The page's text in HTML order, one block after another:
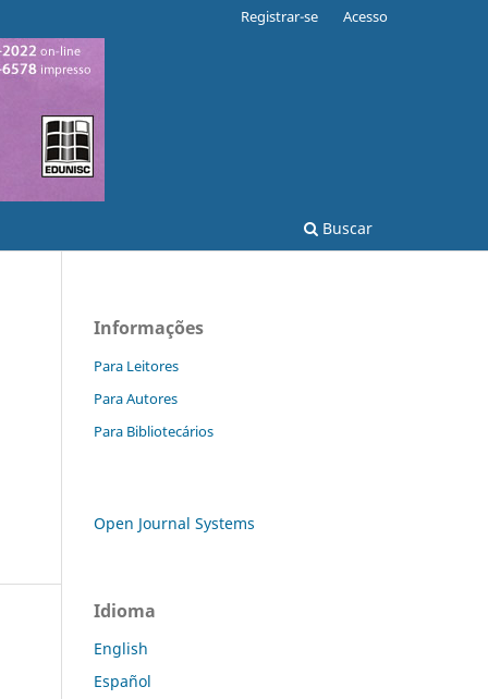
Buscar
Registrar-se Acesso
Informações
Para Leitores
Para Autores
Para Bibliotecários
Open Journal Systems
Idioma
English
Español